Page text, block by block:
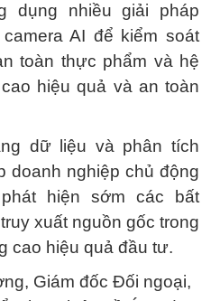
dụng nhiều giải pháp
AI để kiểm soát
toàn thực phẩm và hệ
hiệu quả và an toàn
dữ liệu và phân tích
doanh nghiệp chủ động
hiện sớm các bất
xuất nguồn gốc trong
cao hiệu quả đầu tư.